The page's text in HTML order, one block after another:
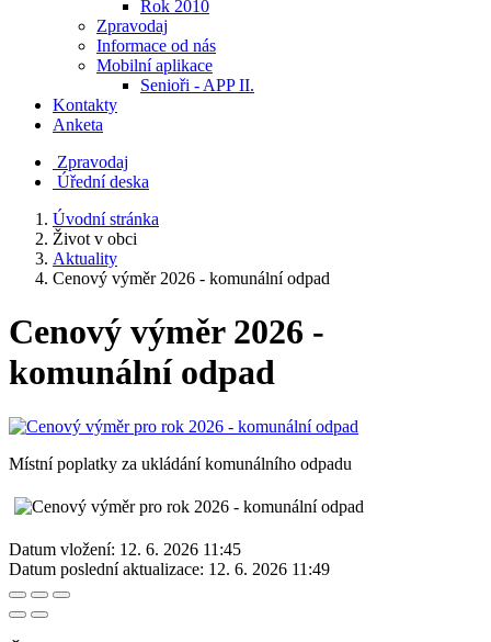
Rok 2010
Zpravodaj
Informace od nás
Mobilní aplikace
Senioři - APP II.
Kontakty
Anketa
Zpravodaj
Úřední deska
Úvodní stránka
Život v obci
Aktuality
Cenový výměr 2026 - komunální odpad
Cenový výměr 2026 -
komunální odpad
Místní poplatky za ukládání komunálního odpadu
Datum vložení: 12. 6. 2026 11:45
Datum poslední aktualizace: 12. 6. 2026 11:49